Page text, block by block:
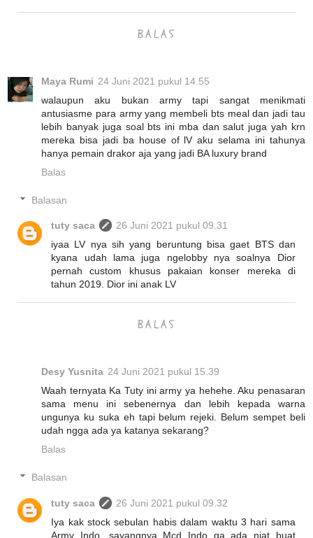
BALAS
Maya Rumi 24 Juni 2021 pukul 14.55
walaupun aku bukan army tapi sangat menikmati
antusiasme para army yang membeli bts meal dan jadi tau
lebih banyak juga soal bts ini mba dan salut juga yah krn
mereka bisa jadi ba house of lV aku selama ini tahunya
hanya pemain drakor aja yang jadi BA luxury brand
Balas
Balasan
tuty saca
26 Juni 2021 pukul 09.31
iyaa LV nya sih yang beruntung bisa gaet BTS dan
kyana udah lama juga ngelobby nya soalnya Dior
pernah custom khusus pakaian konser mereka di
tahun 2019. Dior ini anak LV
BALAS
Desy Yusnita 24 Juni 2021 pukul 15.39
Waah ternyata Ka Tuty ini army ya hehehe. Aku penasaran
sama menu ini sebenernya dan lebih kepada warna
ungunya ku suka eh tapi belum rejeki. Belum sempet beli
udah ngga ada ya katanya sekarang?
Balas
Balasan
tuty saca
26 Juni 2021 pukul 09.32
Iya kak stock sebulan habis dalam waktu 3 hari sama
Army Indo, sayangnya Mcd Indo ga ada niat buat